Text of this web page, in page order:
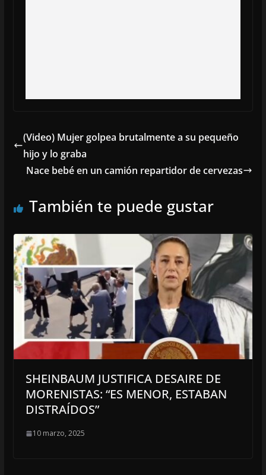
(Video) Mujer golpea brutalmente a su pequeño
hijo y lo graba
Nace bebé en un camión repartidor de cervezas
También te puede gustar
SHEINBAUM JUSTIFICA DESAIRE DE
MORENISTAS: “ES MENOR, ESTABAN
DISTRAÍDOS”
10 marzo, 2025